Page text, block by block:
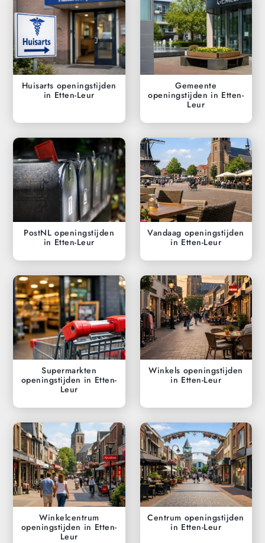
Huisarts openingstijden
in Etten-Leur
Gemeente
openingstijden in Etten-
Leur
PostNL openingstijden
in Etten-Leur
Vandaag openingstijden
in Etten-Leur
Supermarkten
openingstijden in Etten-
Leur
Winkels openingstijden
in Etten-Leur
Winkelcentrum
openingstijden in Etten-
Leur
Centrum openingstijden
in Etten-Leur